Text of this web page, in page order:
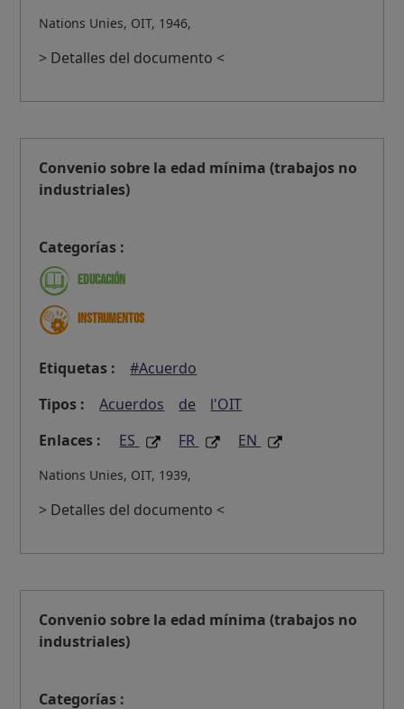
Nations Unies, OIT, 1946,
> Detalles del documento <
Convenio sobre la edad mínima (trabajos no
industriales)
Categorías :
Educación
Instrumentos
Etiquetas :
#Acuerdo
Tipos :
Acuerdos de
l'OIT
Enlaces :
ES FR EN
Nations Unies, OIT, 1939,
> Detalles del documento <
Convenio sobre la edad mínima (trabajos no
industriales)
Categorías :